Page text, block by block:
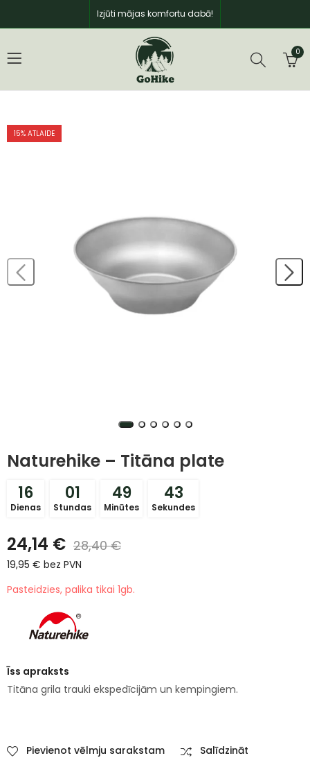
Izjūti mājas komfortu dabā!
0
15% ATLAIDE
Naturehike – Titāna plate
16
Dienas
01
Stundas
49
Minūtes
43
Sekundes
24,14 € 28,40€
19,95 € bez PVN
Pasteidzies, palika tikai 1gb.
Īss apraksts
Titāna grila trauki ekspedīcijām un kempingiem.
Pievienot vēlmju sarakstam Salīdzināt